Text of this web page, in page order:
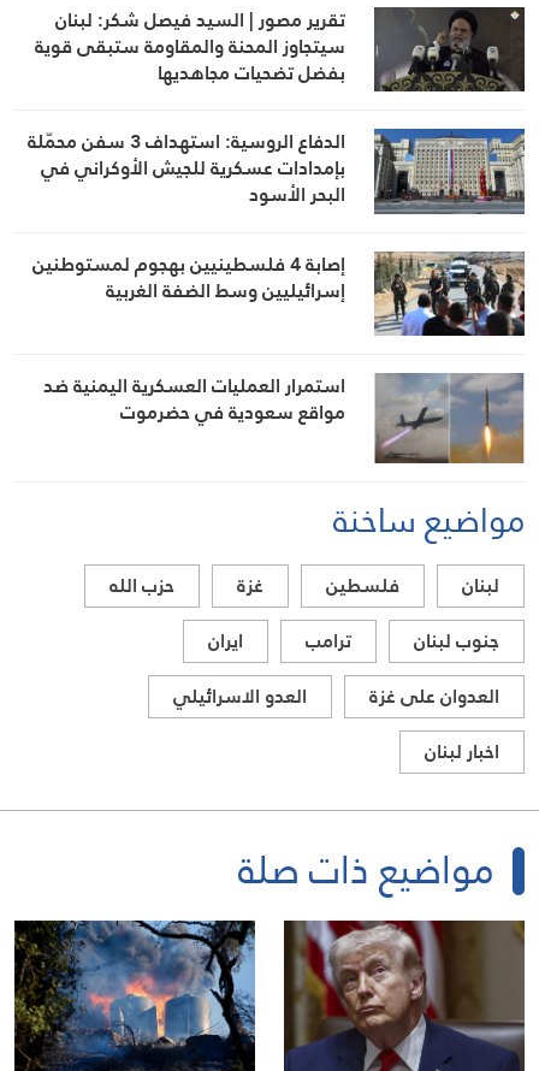
تقرير مصور | السيد فيصل شكر: لبنان
سيتجاوز المحنة والمقاومة ستبقى قوية
بفضل تضحيات مجاهديها
الدفاع الروسية: استهداف 3 سفن محمّلة
بإمدادات عسكرية للجيش الأوكراني في
البحر الأسود
إصابة 4 فلسطينيين بهجوم لمستوطنين
إسرائيليين وسط الضفة الغربية
استمرار العمليات العسكرية اليمنية ضد
مواقع سعودية في حضرموت
مواضيع ساخنة
لبنان فلسطين غزة
حزب الله
جنوب لبنان
ترامب
ايران
العدوان على غزة
العدو الاسرائيلي
اخبار لبنان
مواضيع ذات صلة